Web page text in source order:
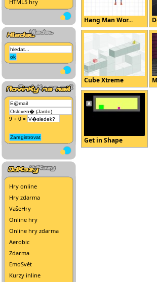
HTML5 hry
9 + 0 =
Hry online
Hry zdarma
VašeHry
Online hry
Online hry zdarma
Aerobic
Zdarma
EmoSvět
Kurzy inline
Hang Man Wor...
Cube Xtreme
Get in Shape